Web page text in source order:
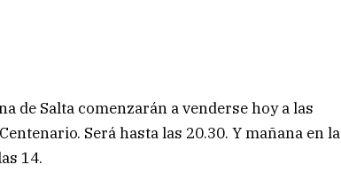
de Salta comenzarán a venderse hoy a las
Será hasta las 20.30. Y mañana en la
14.